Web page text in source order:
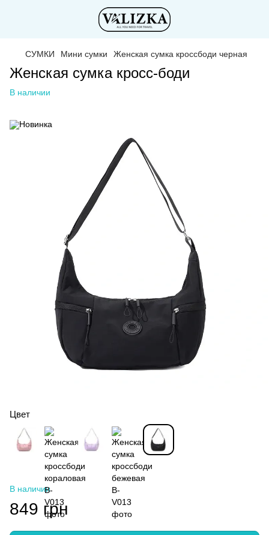
СУМКИ Мини сумки Женская сумка кроссбоди черная
Женская сумка кросс-боди
В наличии
Цвет
В наличии
849 грн